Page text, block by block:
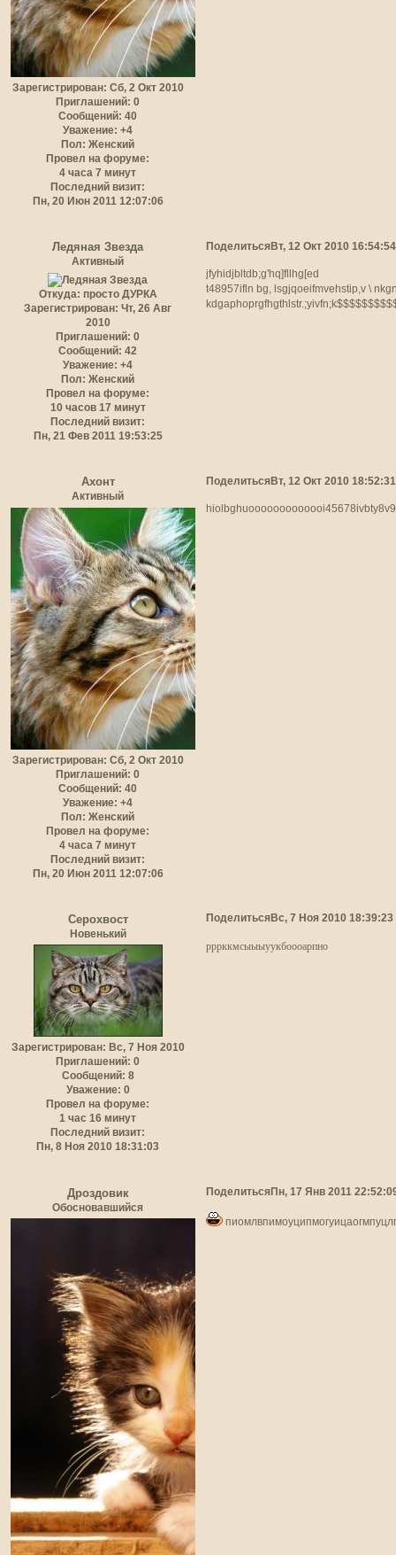
Зарегистрирован: Сб, 2 Окт 2010
Приглашений: 0
Сообщений: 40
Уважение: +4
Пол: Женский
Провел на форуме:
4 часа 7 минут
Последний визит:
Пн, 20 Июн 2011 12:07:06
ПоделитьсяВт, 12 Окт 2010 16:54:54
Ледяная Звезда
Активный
Откуда: просто ДУРКА
Зарегистрирован: Чт, 26 Авг
2010
Приглашений: 0
Сообщений: 42
Уважение: +4
Пол: Женский
Провел на форуме:
10 часов 17 минут
Последний визит:
Пн, 21 Фев 2011 19:53:25
jfyhidjbltdb;g'hq]fllhg[ed
t48957ifln bg, lsgjqoeifmvehstip,v \
ПоделитьсяВт, 12 Окт 2010 18:52:31
Ахонт
Активный
Зарегистрирован: Сб, 2 Окт 2010
Приглашений: 0
Сообщений: 40
Уважение: +4
Пол: Женский
Провел на форуме:
4 часа 7 минут
Последний визит:
Пн, 20 Июн 2011 12:07:06
Поделиться Вс, 7 Ноя 2010 18:39:23
Серохвост
Новенький
Зарегистрирован: Вс, 7 Ноя 2010
Приглашений: 0
Сообщений: 8
Уважение: 0
Провел на форуме:
1 час 16 минут
Последний визит:
Пн, 8 Ноя 2010 18:31:03
рррккмсыыыуукбоооарпно
Поделиться Пн, 17 Янв 2011
Дроздовик
Обосновавшийся